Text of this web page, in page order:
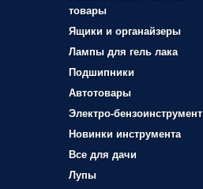
товары
Ящики и органайзеры
Лампы для гель лака
Подшипники
Автотовары
Электро-бензоинструмент
Новинки инструмента
Все для дачи
Лупы